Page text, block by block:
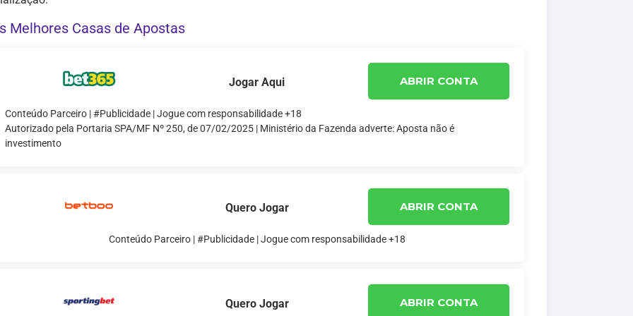
Melhores Casas de Apostas
Jogar Aqui ABRIR CONTA
Conteúdo Parceiro | #Publicidade | Jogue com responsabilidade +18
Autorizado pela Portaria SPA/MF Nº 250, de 07/02/2025 | Ministério da Fazenda adverte: Aposta não é
investimento
Quero Jogar ABRIR CONTA
Conteúdo Parceiro | #Publicidade | Jogue com responsabilidade +18
Quero Jogar ABRIR CONTA